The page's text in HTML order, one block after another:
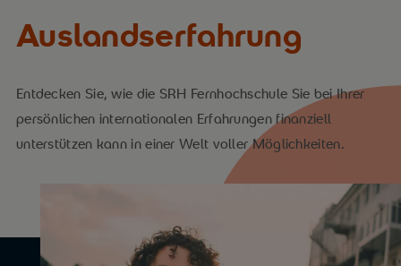
Auslandserfahrung
Entdecken Sie, wie die SRH Fernhochschule Sie bei Ihrer
persönlichen internationalen Erfahrungen finanziell
unterstützen kann in einer Welt voller Möglichkeiten.